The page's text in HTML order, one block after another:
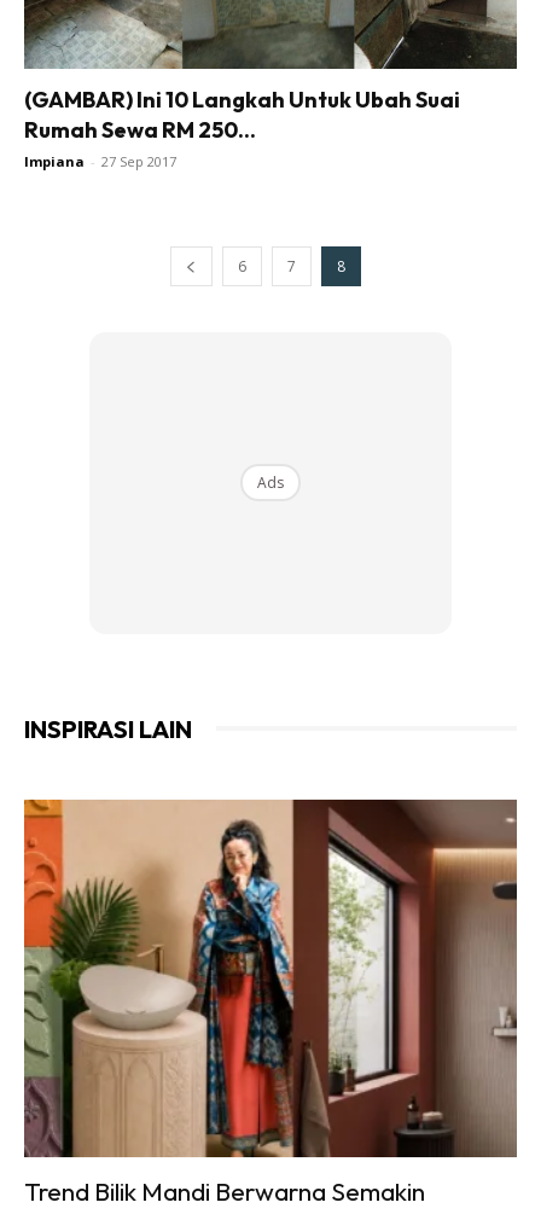
Ilham Impiana Inspirasi Selebriti
Impiana TV
Casa Impiana
Impiana MakeOver
Lahar Dekor
Tip Impiana
(GAMBAR) Ini 10 Langkah Untuk Ubah Suai
Rumah Sewa RM 250...
Impiana - 27 Sep 2017
6 7 8
Ads
INSPIRASI LAIN
Trend Bilik Mandi Berwarna Semakin